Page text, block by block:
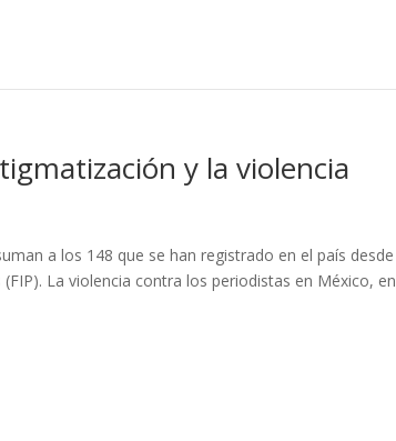
y la violencia
a los 148 que se han registrado en el país desde
La violencia contra los periodistas en México, en